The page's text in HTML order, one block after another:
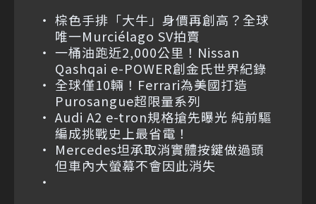
棕色手排「大牛」身價再創高？全球
唯一Murciélago SV拍賣
一桶油跑近2,000公里！Nissan
Qashqai e-POWER創金氏世界紀錄
全球僅10輛！Ferrari為美國打造
Purosangue超限量系列
Audi A2 e-tron規格搶先曝光 純前驅
編成挑戰史上最省電！
Mercedes坦承取消實體按鍵做過頭
但車內大螢幕不會因此消失